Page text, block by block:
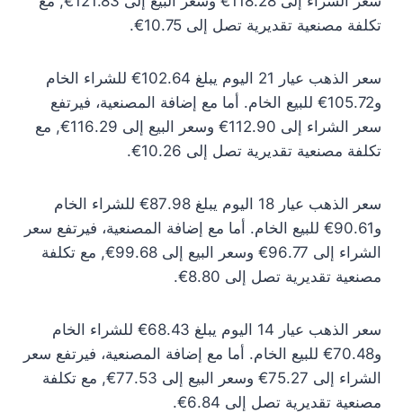
تكلفة مصنعية تقديرية تصل إلى 10.75€.
سعر الذهب عيار 21 اليوم يبلغ 102.64€ للشراء الخام
و105.72€ للبيع الخام. أما مع إضافة المصنعية، فيرتفع
سعر الشراء إلى 112.90€ وسعر البيع إلى 116.29€, مع
تكلفة مصنعية تقديرية تصل إلى 10.26€.
سعر الذهب عيار 18 اليوم يبلغ 87.98€ للشراء الخام
و90.61€ للبيع الخام. أما مع إضافة المصنعية، فيرتفع سعر
الشراء إلى 96.77€ وسعر البيع إلى 99.68€, مع تكلفة
مصنعية تقديرية تصل إلى 8.80€.
سعر الذهب عيار 14 اليوم يبلغ 68.43€ للشراء الخام
و70.48€ للبيع الخام. أما مع إضافة المصنعية، فيرتفع سعر
الشراء إلى 75.27€ وسعر البيع إلى 77.53€, مع تكلفة
مصنعية تقديرية تصل إلى 6.84€.